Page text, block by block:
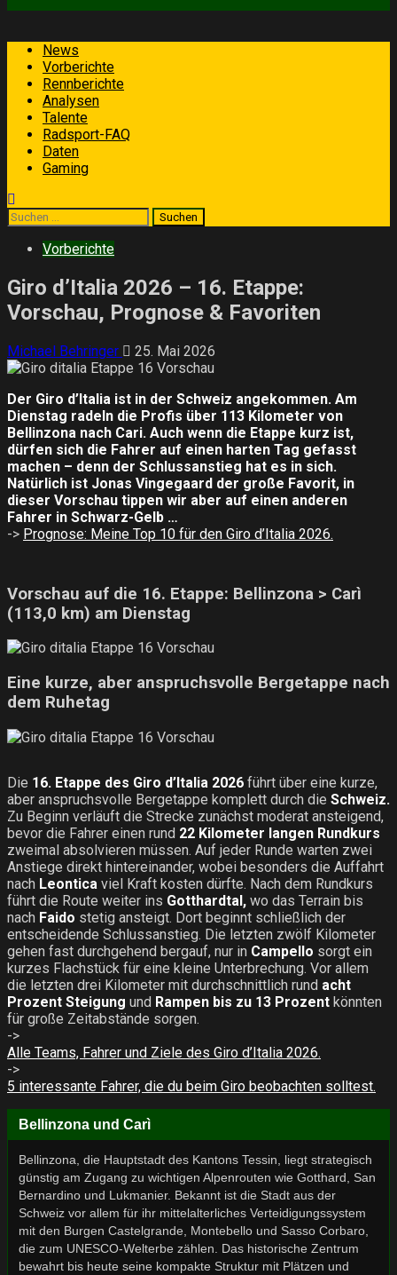
Primäres
Menü
News
Vorberichte
Rennberichte
Analysen
Talente
Radsport-FAQ
Daten
Gaming
Suchen
nach:
Vorberichte
Giro d’Italia 2026 – 16. Etappe:
Vorschau, Prognose & Favoriten
Michael Behringer 25. Mai 2026
Der Giro d’Italia ist in der Schweiz angekommen. Am
Dienstag radeln die Profis über 113 Kilometer von
Bellinzona nach Cari. Auch wenn die Etappe kurz ist,
dürfen sich die Fahrer auf einen harten Tag gefasst
machen – denn der Schlussanstieg hat es in sich.
Natürlich ist Jonas Vingegaard der große Favorit, in
dieser Vorschau tippen wir aber auf einen anderen
Fahrer in Schwarz-Gelb …
-> Prognose: Meine Top 10 für den Giro d’Italia 2026.
Vorschau auf die 16. Etappe: Bellinzona > Carì
(113,0 km) am Dienstag
Eine kurze, aber anspruchsvolle Bergetappe nach
dem Ruhetag
Die 16. Etappe des Giro d’Italia 2026 führt über eine kurze,
aber anspruchsvolle Bergetappe komplett durch die Schweiz.
Zu Beginn verläuft die Strecke zunächst moderat ansteigend,
bevor die Fahrer einen rund 22 Kilometer langen Rundkurs
zweimal absolvieren müssen. Auf jeder Runde warten zwei
Anstiege direkt hintereinander, wobei besonders die Auffahrt
nach Leontica viel Kraft kosten dürfte. Nach dem Rundkurs
führt die Route weiter ins Gotthardtal, wo das Terrain bis
nach Faido stetig ansteigt. Dort beginnt schließlich der
entscheidende Schlussanstieg. Die letzten zwölf Kilometer
gehen fast durchgehend bergauf, nur in Campello sorgt ein
kurzes Flachstück für eine kleine Unterbrechung. Vor allem
die letzten drei Kilometer mit durchschnittlich rund acht
Prozent Steigung und Rampen bis zu 13 Prozent könnten
für große Zeitabstände sorgen.
->
Alle Teams, Fahrer und Ziele des Giro d’Italia 2026.
->
5 interessante Fahrer, die du beim Giro beobachten solltest.
Bellinzona und Carì
Bellinzona, die Hauptstadt des Kantons Tessin, liegt strategisch
günstig am Zugang zu wichtigen Alpenrouten wie Gotthard, San
Bernardino und Lukmanier. Bekannt ist die Stadt aus der
Schweiz vor allem für ihr mittelalterliches Verteidigungssystem
mit den Burgen Castelgrande, Montebello und Sasso Corbaro,
die zum UNESCO-Welterbe zählen. Das historische Zentrum
bewahrt bis heute seine kompakte Struktur mit Plätzen und